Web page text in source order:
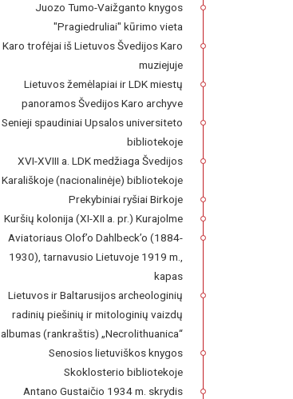
Juozo Tumo-Vaižganto knygos
"Pragiedruliai" kūrimo vieta
Karo trofėjai iš Lietuvos Švedijos Karo
muziejuje
Lietuvos žemėlapiai ir LDK miestų
panoramos Švedijos Karo archyve
Senieji spaudiniai Upsalos universiteto
bibliotekoje
XVI-XVIII a. LDK medžiaga Švedijos
Karališkoje (nacionalinėje) bibliotekoje
Prekybiniai ryšiai Birkoje
Kuršių kolonija (XI-XII a. pr.) Kurajolme
Aviatoriaus Olof’o Dahlbeck’o (1884-
1930), tarnavusio Lietuvoje 1919 m.,
kapas
Lietuvos ir Baltarusijos archeologinių
radinių piešinių ir mitologinių vaizdų
albumas (rankraštis) „Necrolithuanica“
Senosios lietuviškos knygos
Skoklosterio bibliotekoje
Antano Gustaičio 1934 m. skrydis